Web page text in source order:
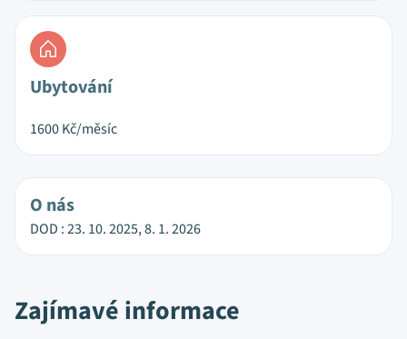
Ubytování
1600Kč/měsíc
O nás
DOD : 23. 10. 2025, 8. 1. 2026
Zajímavé informace